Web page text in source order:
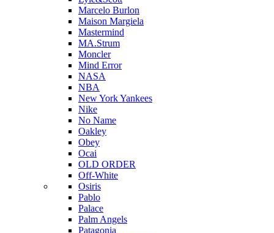
Marcelo Burlon
Maison Margiela
Mastermind
MA.Strum
Moncler
Mind Error
NASA
NBA
New York Yankees
Nike
No Name
Oakley
Obey
Ocai
OLD ORDER
Off-White
Osiris
Pablo
Palace
Palm Angels
Patagonia